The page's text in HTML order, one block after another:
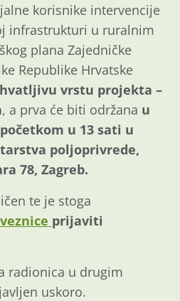
korisnike intervencije
infrastrukturi u ruralnim
plana Zajedničke
Republike Hrvatske
vrstu projekta –
, a prva će biti održana u
u 13 sati u
poljoprivrede,
78, Zagreb.
te je stoga
prijaviti
radionica u drugim
uskoro.